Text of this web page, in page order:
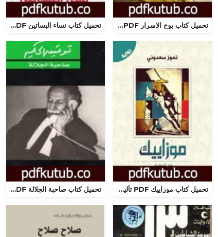
تحميل كتاب بوح الاسرار PDF تأليف محمد جبريل مجانا [كامل] تحميل كتاب نساء البساتين PDF تأليف الحبيب السّالمي مجانا [كامل]
تحميل كتاب موزاييك PDF تأليف تموز سعدوني مجانا [كامل] تحميل كتاب صاحبة الجلالة PDF تأليف توفيق الحكيم مجانا [كامل]